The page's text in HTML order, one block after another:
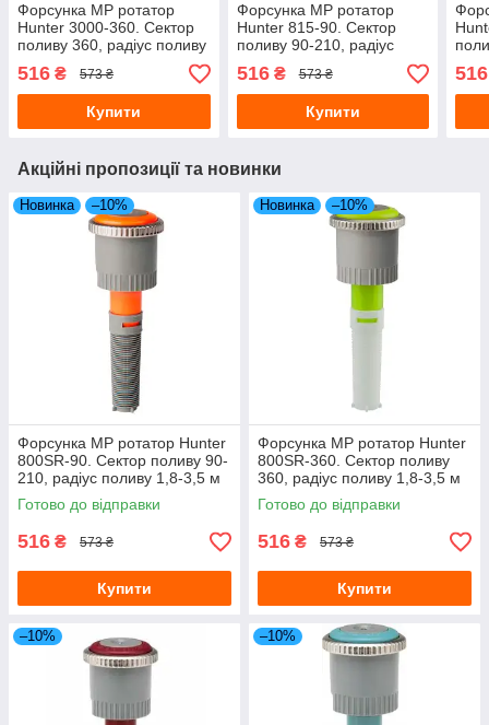
Форсунка MP ротатор
Hunter 3000-360. Сектор
поливу 360, радіус поливу
6,7-9,1 м
516 ₴ 573 ₴
Купити
Форсунка MP ротатор
Hunter 815-90. Сектор
поливу 90-210, радіус
поливу 2,5-4,9 м
516₴ 573 ₴
Купити
516
Акційні пропозиції та новинки
Новинка –10%
Форсунка MP ротатор Hunter
800SR-90. Сектор поливу 90-
210, радіус поливу 1,8-3,5 м
Готово до відправки
516 ₴ 573 ₴
Купити
Новинка –10%
Форсунка MP ротатор Hunter
800SR-360. Сектор поливу
360, радіус поливу 1,8-3,5 м
Готово до відправки
516 ₴ 573 ₴
Купити
–10% –10%